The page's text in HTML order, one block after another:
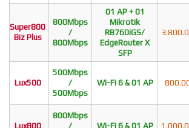
Super800
Biz Plus
800Mbps
/
800Mbps
01 AP + 01
Mikrotik
RB760iGS/
EdgeRouter X
SFP
Lux500
500Mbps
/
500Mbps
Wi-Fi 6 & 01 AP
Lux800
800Mbps
/
Wi-Fi 6 & 01 AP